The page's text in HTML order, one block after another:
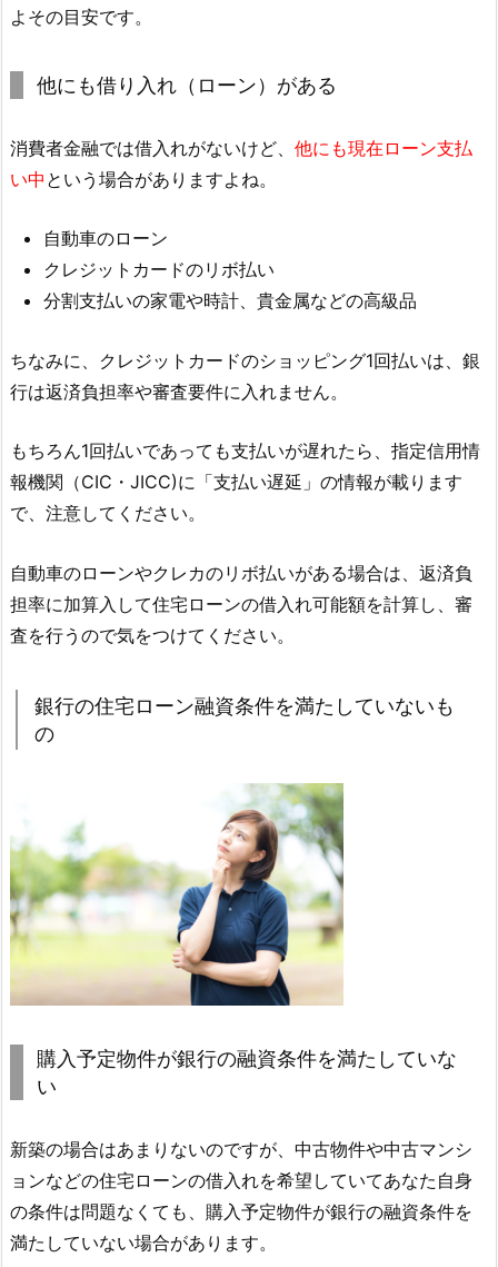
よその目安です。
他にも借り入れ（ローン）がある
消費者金融では借入れがないけど、 他にも現在ローン支払
い中 という場合がありますよね。
自動車のローン
クレジットカードのリボ払い
分割支払いの家電や時計、貴金属などの高級品
ちなみに、クレジットカードのショッピング1回払いは、銀
行は返済負担率や審査要件に入れません。
もちろん1回払いであっても支払いが遅れたら、指定信用情
報機関（CIC・JICC)に「支払い遅延」の情報が載ります
で、注意してください。
自動車のローンやクレカのリボ払いがある場合は、返済負
担率に加算入して住宅ローンの借入れ可能額を計算し、審
査を行うので気をつけてください。
銀行の住宅ローン融資条件を満たしていないも
の
購入予定物件が銀行の融資条件を満たしていな
い
新築の場合はあまりないのですが、中古物件や中古マンシ
ョンなどの住宅ローンの借入れを希望していてあなた自身
の条件は問題なくても、購入予定物件が銀行の融資条件を
満たしていない場合があります。